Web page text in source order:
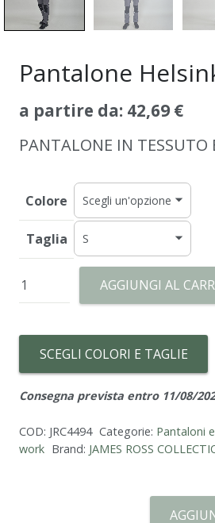
Pantalone
a partire da: 42,69€
PANTALONE IN TESSUTO
Colore
Taglia
Pantalone
Helsinki
AGGIUNGI AL
SCEGLI COLORI E TAGLIE
Consegna prevista entro 11/08/
COD: JRC4494 Categorie: Pantaloni
work Brand: JAMES ROSS